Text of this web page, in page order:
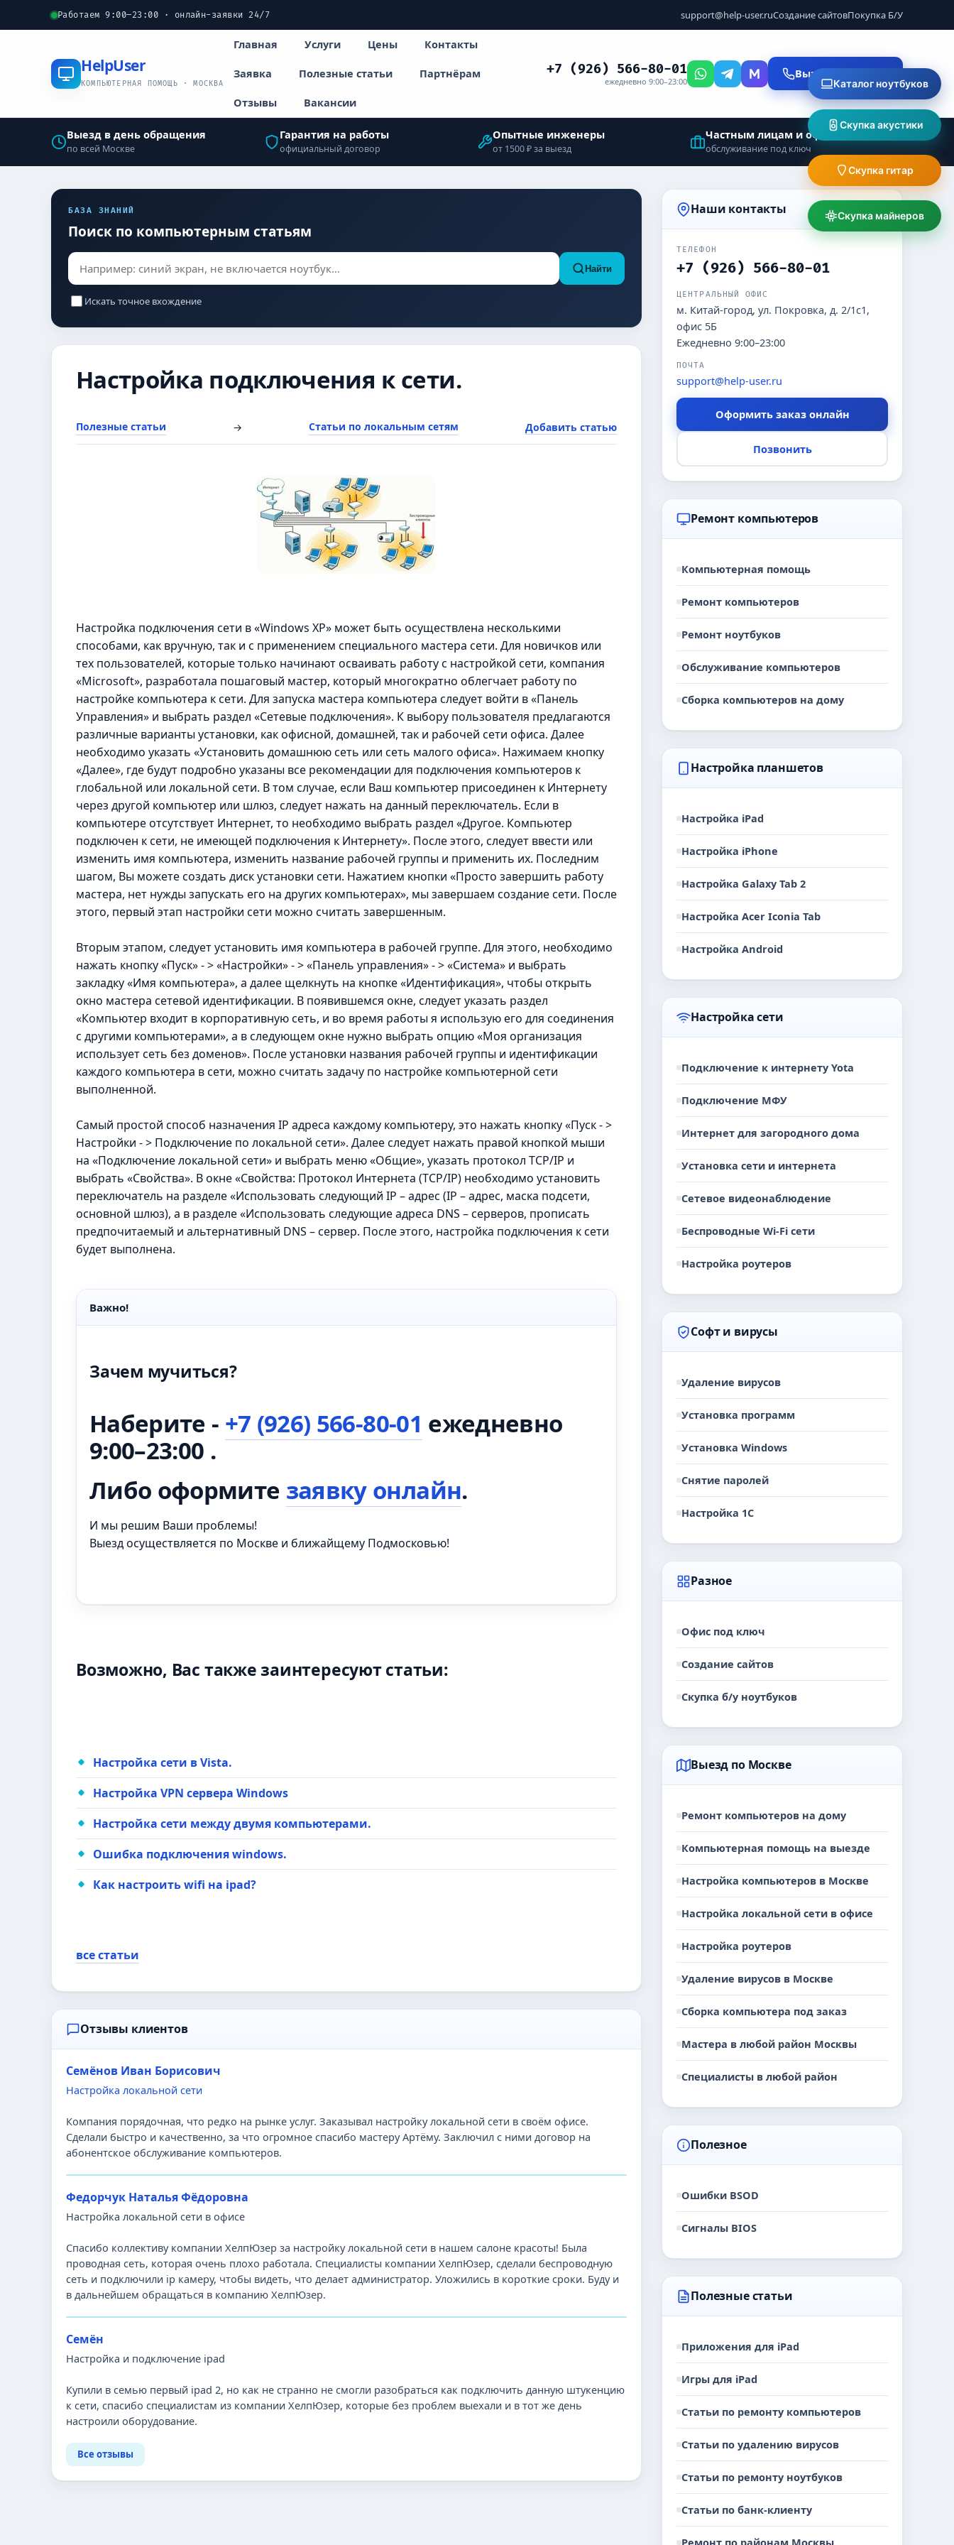
Работаем 9:00–23:00 · онлайн-заявки 24/7 support@help-user.ruСоздание сайтовПокупка Б/У
HelpUser
КОМПЬЮТЕРНАЯ ПОМОЩЬ · МОСКВА
Главная Услуги Цены Контакты
Заявка Полезные статьи Партнёрам
Отзывы Вакансии
+7 (926) 566-80-01
ежедневно 9:00–23:00
Вызвать мастера
Выезд в день обращения
по всей Москве
Гарантия на работы
официальный договор
Опытные инженеры
от 1500 ₽ за выезд
Частным лицам и офисам
обслуживание под ключ
БАЗА ЗНАНИЙ
Поиск по компьютерным статьям
Найти
Искать точное вхождение
Настройка подключения к сети.
Полезные статьи → Статьи по локальным сетям Добавить статью
Настройка подключения сети в «Windows XP» может быть осуществлена несколькими
способами, как вручную, так и с применением специального мастера сети. Для новичков или
тех пользователей, которые только начинают осваивать работу с настройкой сети, компания
«Microsoft», разработала пошаговый мастер, который многократно облегчает работу по
настройке компьютера к сети. Для запуска мастера компьютера следует войти в «Панель
Управления» и выбрать раздел «Сетевые подключения». К выбору пользователя предлагаются
различные варианты установки, как офисной, домашней, так и рабочей сети офиса. Далее
необходимо указать «Установить домашнюю сеть или сеть малого офиса». Нажимаем кнопку
«Далее», где будут подробно указаны все рекомендации для подключения компьютеров к
глобальной или локальной сети. В том случае, если Ваш компьютер присоединен к Интернету
через другой компьютер или шлюз, следует нажать на данный переключатель. Если в
компьютере отсутствует Интернет, то необходимо выбрать раздел «Другое. Компьютер
подключен к сети, не имеющей подключения к Интернету». После этого, следует ввести или
изменить имя компьютера, изменить название рабочей группы и применить их. Последним
шагом, Вы можете создать диск установки сети. Нажатием кнопки «Просто завершить работу
мастера, нет нужды запускать его на других компьютерах», мы завершаем создание сети. После
этого, первый этап настройки сети можно считать завершенным.
Вторым этапом, следует установить имя компьютера в рабочей группе. Для этого, необходимо
нажать кнопку «Пуск» - > «Настройки» - > «Панель управления» - > «Система» и выбрать
закладку «Имя компьютера», а далее щелкнуть на кнопке «Идентификация», чтобы открыть
окно мастера сетевой идентификации. В появившемся окне, следует указать раздел
«Компьютер входит в корпоративную сеть, и во время работы я использую его для соединения
с другими компьютерами», а в следующем окне нужно выбрать опцию «Моя организация
использует сеть без доменов». После установки названия рабочей группы и идентификации
каждого компьютера в сети, можно считать задачу по настройке компьютерной сети
выполненной.
Самый простой способ назначения IP адреса каждому компьютеру, это нажать кнопку «Пуск - >
Настройки - > Подключение по локальной сети». Далее следует нажать правой кнопкой мыши
на «Подключение локальной сети» и выбрать меню «Общие», указать протокол TCP/IP и
выбрать «Свойства». В окне «Свойства: Протокол Интернета (TCP/IP) необходимо установить
переключатель на разделе «Использовать следующий IP – адрес (IP – адрес, маска подсети,
основной шлюз), а в разделе «Использовать следующие адреса DNS – серверов, прописать
предпочитаемый и альтернативный DNS – сервер. После этого, настройка подключения к сети
будет выполнена.
Важно!
Зачем мучиться?
Наберите - +7 (926) 566-80-01 ежедневно
9:00–23:00 .
Либо оформите заявку онлайн.
И мы решим Ваши проблемы!
Выезд осуществляется по Москве и ближайщему Подмосковью!
Возможно, Вас также заинтересуют статьи:
Настройка сети в Vista.
Настройка VPN сервера Windows
Настройка сети между двумя компьютерами.
Ошибка подключения windows.
Как настроить wifi на ipad?
все статьи
Отзывы клиентов
Семёнов Иван Борисович
Настройка локальной сети
Компания порядочная, что редко на рынке услуг. Заказывал настройку локальной сети в своём офисе.
Сделали быстро и качественно, за что огромное спасибо мастеру Артёму. Заключил с ними договор на
абонентское обслуживание компьютеров.
Федорчук Наталья Фёдоровна
Настройка локальной сети в офисе
Спасибо коллективу компании ХелпЮзер за настройку локальной сети в нашем cалоне красоты! Была
проводная сеть, которая очень плохо работала. Специалисты компании ХелпЮзер, сделали беспроводную
сеть и подключили ip камеру, чтобы видеть, что делает администратор. Уложились в короткие сроки. Буду и
в дальнейшем обращаться в компанию ХелпЮзер.
Семён
Настройка и подключение ipad
Купили в семью первый ipad 2, но как не странно не смогли разобраться как подключить данную штукенцию
к сети, спасибо специалистам из компании ХелпЮзер, которые без проблем выехали и в тот же день
настроили оборудование.
Все отзывы
Наши контакты
ТЕЛЕФОН
+7 (926) 566-80-01
ЦЕНТРАЛЬНЫЙ ОФИС
м. Китай-город, ул. Покровка, д. 2/1с1,
офис 5Б
Ежедневно 9:00–23:00
ПОЧТА
support@help-user.ru
Оформить заказ онлайн
Позвонить
Ремонт компьютеров
Компьютерная помощь
Ремонт компьютеров
Ремонт ноутбуков
Обслуживание компьютеров
Сборка компьютеров на дому
Настройка планшетов
Настройка iPad
Настройка iPhone
Настройка Galaxy Tab 2
Настройка Acer Iconia Tab
Настройка Android
Настройка сети
Подключение к интернету Yota
Подключение МФУ
Интернет для загородного дома
Установка сети и интернета
Сетевое видеонаблюдение
Беспроводные Wi-Fi сети
Настройка роутеров
Софт и вирусы
Удаление вирусов
Установка программ
Установка Windows
Снятие паролей
Настройка 1С
Разное
Офис под ключ
Создание сайтов
Скупка б/у ноутбуков
Выезд по Москве
Ремонт компьютеров на дому
Компьютерная помощь на выезде
Настройка компьютеров в Москве
Настройка локальной сети в офисе
Настройка роутеров
Удаление вирусов в Москве
Сборка компьютера под заказ
Мастера в любой район Москвы
Специалисты в любой район
Полезное
Ошибки BSOD
Сигналы BIOS
Полезные статьи
Приложения для iPad
Игры для iPad
Статьи по ремонту компьютеров
Статьи по удалению вирусов
Статьи по ремонту ноутбуков
Статьи по банк-клиенту
Ремонт по районам Москвы
Каталог ноутбуков
Скупка акустики
Скупка гитар
Скупка майнеров